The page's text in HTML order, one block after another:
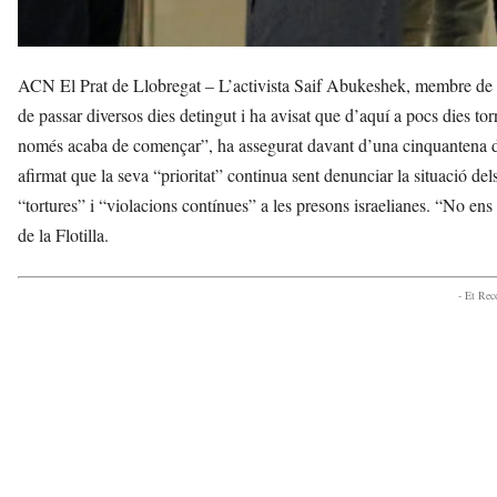
ACN El Prat de Llobregat – L’activista Saif Abukeshek, membre
de passar diversos dies detingut i ha avisat que d’aquí a pocs dies
només acaba de començar”, ha assegurat davant d’una
afirmat que la seva “prioritat” continua sent denunciar la situació
“tortures” i “violacions contínues” a les presons israelianes. “No
de la Flotilla.
- Et